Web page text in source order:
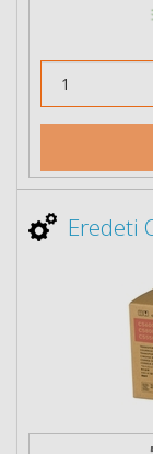
Eredeti